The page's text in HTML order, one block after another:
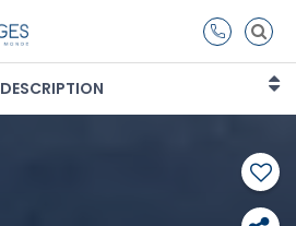
DESCRIPTION